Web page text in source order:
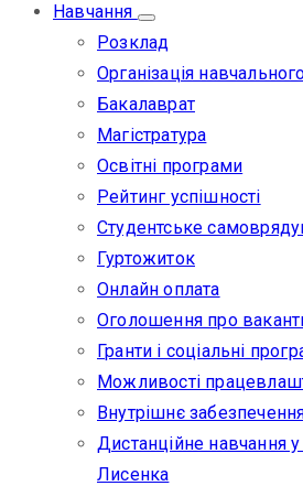
Навчання
Розклад
Організація
Бакалаврат
Магістратура
Освітні програми
Рейтинг успішності
Студентське
Гуртожиток
Онлайн оплата
Оголошення про
Гранти і соціальні
Можливості
Внутрішнє
Дистанційне навчання
Лисенка